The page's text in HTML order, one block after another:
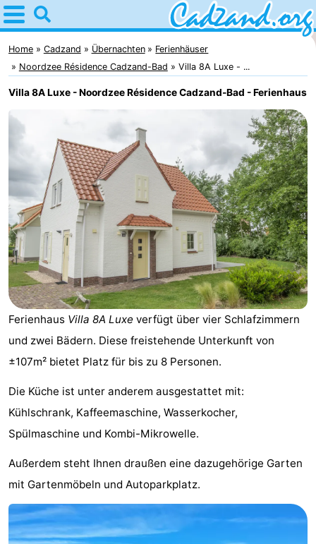
Home
Cadzand
Tipps
Für
Übernachten
Appartements
Campingplätze
Ferienhäuser
-
Bad
Meersee
-
Beach
Resort
Nieuwvliet-
Bad
De
Meulinge
-
EuroParcs
Cadzand
-
Hoogduin
-
Noordzee
Résidence
Cadzand-
-
Resort
Nieuwvliet-
-
Schoneveld
-
Home Cadzand Übernachten
Ferienhäuser
Noordzee Résidence Cadzand-Bad
Villa 8A Luxe - ...
Villa 8A Luxe - Noordzee Résidence Cadzand-Bad - Ferienhaus
Ferienhaus Villa 8A Luxe verfügt über vier Schlafzimmern
und zwei Bädern. Diese freistehende Unterkunft von
±107m² bietet Platz für bis zu 8 Personen.
Die Küche ist unter anderem ausgestattet mit:
Kühlschrank, Kaffeemaschine, Wasserkocher,
Spülmaschine und Kombi-Mikrowelle.
Außerdem steht Ihnen draußen eine dazugehörige Garten
mit Gartenmöbeln und Autoparkplatz.